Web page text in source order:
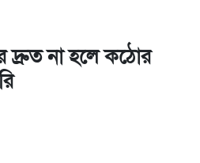
দ্রুত না হলে কঠোর